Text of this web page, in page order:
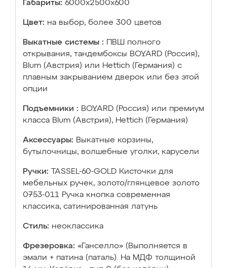
Габариты: 6000х2500х600
Цвет: на выбор, более 300 цветов
Выкатные системы :
ПВШ полного
открывания, тандембоксы BOYARD (Россия),
Blum (Австрия) или Hettich (Германия) с
плавным закрыванием дверок или без этой
опции
Подъемники : BOYARD (Россия) или премиум
класса Blum (Австрия), Hettich (Германия)
Аксессуары: Выкатные корзины,
бутылочницы, волшебные уголки, карусели
Ручки:
TASSEL-60-GOLD Кисточки для
мебельных ручек, золото/глянцевое золото
0753-011 Ручка кнопка современная
классика, сатинированная латунь
Стиль: неоклассика
Фрезеровка: «Ганселло» (Выполняется в
эмали + патина (паталь). На МДФ толщиной